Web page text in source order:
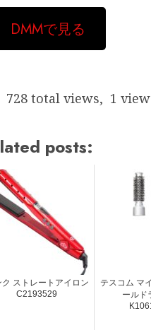
DMMで見る
728 total views, 1
posts:
ク ストレートアイロン
C2193529
テスコム マ
ールド